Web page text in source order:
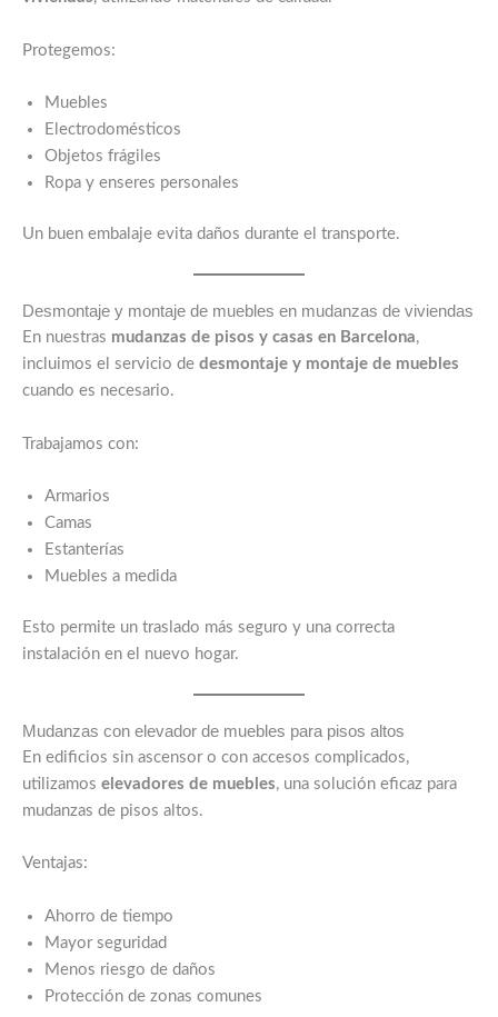
Protegemos:
Muebles
Electrodomésticos
Objetos frágiles
Ropa y enseres personales
Un buen embalaje evita daños durante el transporte.
Desmontaje y montaje de muebles en mudanzas de viviendas
En nuestras mudanzas de pisos y casas en Barcelona,
incluimos el servicio de desmontaje y montaje de muebles
cuando es necesario.
Trabajamos con:
Armarios
Camas
Estanterías
Muebles a medida
Esto permite un traslado más seguro y una correcta
instalación en el nuevo hogar.
Mudanzas con elevador de muebles para pisos altos
En edificios sin ascensor o con accesos complicados,
utilizamos elevadores de muebles, una solución eficaz para
mudanzas de pisos altos.
Ventajas:
Ahorro de tiempo
Mayor seguridad
Menos riesgo de daños
Protección de zonas comunes